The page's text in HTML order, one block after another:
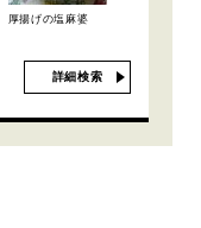
厚揚げの塩麻婆
詳細検索